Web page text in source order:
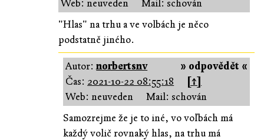
Web: neuveden
Mail: schován
"Hlas" na trhu a ve volbách je něco
podstatně jiného.
» odpovědět «
Autor:norbertsnv
Čas: 2021-10-22 08:55:18
[↑]
Web: neuveden
Mail: schován
Samozrejme že je to iné, vo voľbách má
každý volič rovnaký hlas, na trhu má